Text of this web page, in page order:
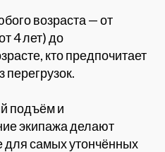
возраста — от
4 лет) до
кто предпочитает
подъём и
экипажа делают
самых утончённых